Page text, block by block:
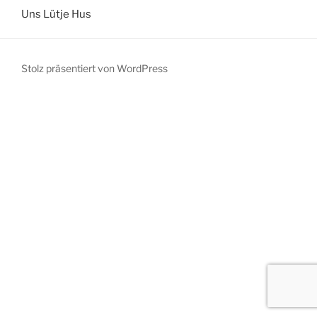
Uns Lütje Hus
Stolz präsentiert von WordPress